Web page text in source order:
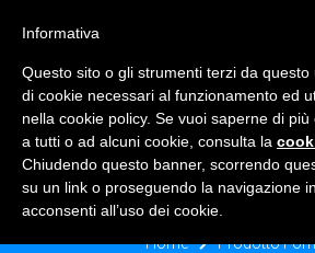
GRAPPA BRIC DEL
PAOLO BERTA -
Home
Prodotto
Informativa
Questo sito o gli strumenti terzi da questo
di cookie necessari al funzionamento ed
nella cookie policy. Se vuoi saperne di
a tutti o ad alcuni cookie, consulta la
Chiudendo questo banner, scorrendo
su un link o proseguendo la navigazione
acconsenti all’uso dei cookie.